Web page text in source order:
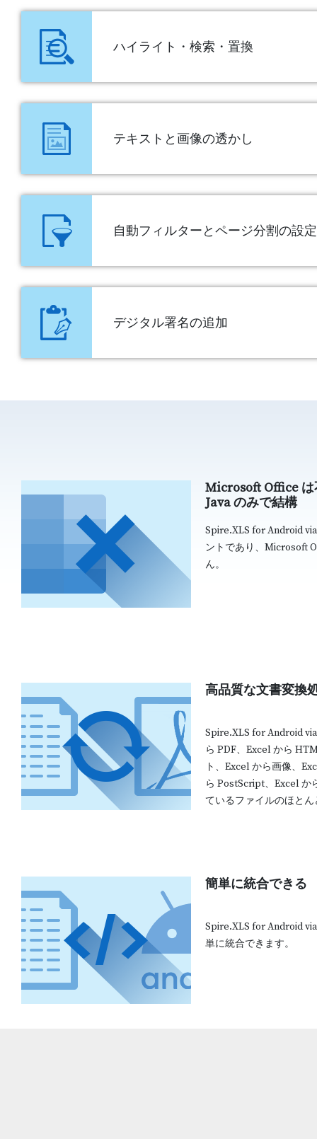
ハイライト・検索・置換
テキストと画像の透かし
自動フィルターとページ分割の設定
デジタル署名の追加
Microsoft Office
Java のみで結構
Spire.XLS for Android
ントであり、Microsoft
ん。
高品質な文書変換
Spire.XLS for Android
ら PDF、Excel から
ト、Excel から画像、
ら PostScript、Excel か
ているファイルのほと
簡単に統合できる
Spire.XLS for Android
単に統合できます。